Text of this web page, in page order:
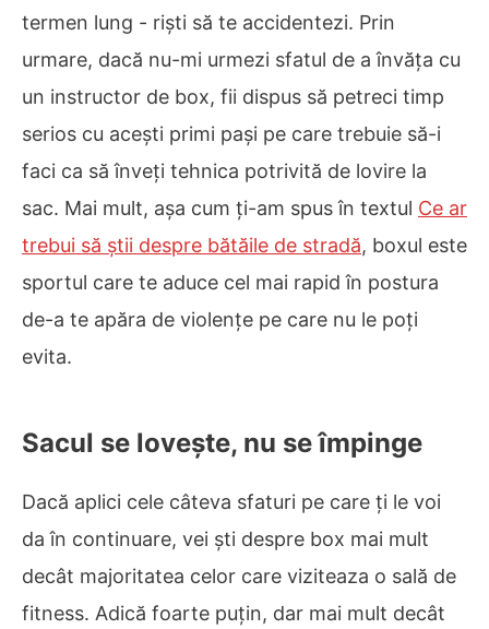
termen lung - riști să te accidentezi. Prin
urmare, dacă nu-mi urmezi sfatul de a învăța cu
un instructor de box, fii dispus să petreci timp
serios cu acești primi pași pe care trebuie să-i
faci ca să înveți tehnica potrivită de lovire la
sac. Mai mult, așa cum ți-am spus în textul Ce ar
trebui să știi despre bătăile de stradă, boxul este
sportul care te aduce cel mai rapid în postura
de-a te apăra de violențe pe care nu le poți
evita.
Sacul se lovește, nu se împinge
Dacă aplici cele câteva sfaturi pe care ți le voi
da în continuare, vei ști despre box mai mult
decât majoritatea celor care viziteaza o sală de
fitness. Adică foarte puțin, dar mai mult decât